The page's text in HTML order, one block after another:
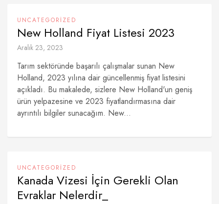
UNCATEGORIZED
New Holland Fiyat Listesi 2023
Aralık 23, 2023
Tarım sektöründe başarılı çalışmalar sunan New
Holland, 2023 yılına dair güncellenmiş fiyat listesini
açıkladı. Bu makalede, sizlere New Holland'un geniş
ürün yelpazesine ve 2023 fiyatlandırmasına dair
ayrıntılı bilgiler sunacağım. New...
UNCATEGORIZED
Kanada Vizesi İçin Gerekli Olan
Evraklar Nelerdir_